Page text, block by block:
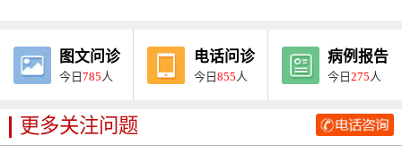
图文问诊
今日785 人
电话问诊
今日855 人
病例报告
今日275 人
更多关注问题